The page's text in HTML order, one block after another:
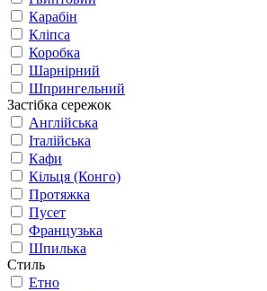
Карабін
Кліпса
Коробка
Шарнірний
Шпрингельний
Застібка сережок
Англійська
Італійська
Кафи
Кільця (Конго)
Протяжка
Пусет
Французька
Шпилька
Стиль
Етно